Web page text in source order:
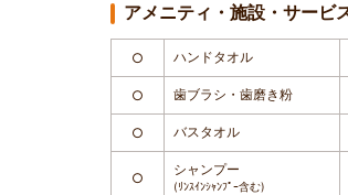
アメニティ・施設・サービ
○ ハンドタオル
○ 歯ブラシ・歯磨き粉
○ バスタオル
○
シャンプー
(ﾘﾝｽｲﾝｼｬﾝﾌﾟｰ含む)